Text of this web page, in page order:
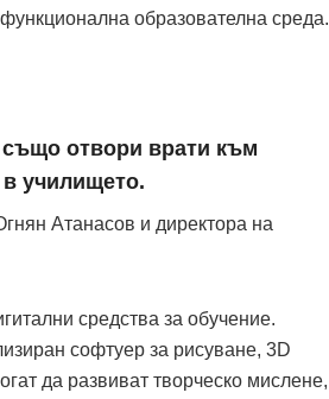
образователна среда.
отвори врати към
училището.
Атанасов и директора на
средства за обучение.
софтуер за рисуване, 3D
да развиват творческо мислене,